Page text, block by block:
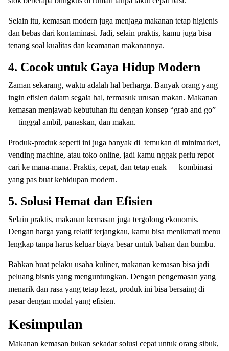
Selain itu, kemasan modern juga menjaga makanan tetap higienis
dan bebas dari kontaminasi. Jadi, selain praktis, kamu juga bisa
tenang soal kualitas dan keamanan makanannya.
4. Cocok untuk Gaya Hidup Modern
Zaman sekarang, waktu adalah hal berharga. Banyak orang yang
ingin efisien dalam segala hal, termasuk urusan makan. Makanan
kemasan menjawab kebutuhan itu dengan konsep “grab and go”
— tinggal ambil, panaskan, dan makan.
Produk-produk seperti ini juga banyak di temukan di minimarket,
vending machine, atau toko online, jadi kamu nggak perlu repot
cari ke mana-mana. Praktis, cepat, dan tetap enak — kombinasi
yang pas buat kehidupan modern.
5. Solusi Hemat dan Efisien
Selain praktis, makanan kemasan juga tergolong ekonomis.
Dengan harga yang relatif terjangkau, kamu bisa menikmati menu
lengkap tanpa harus keluar biaya besar untuk bahan dan bumbu.
Bahkan buat pelaku usaha kuliner, makanan kemasan bisa jadi
peluang bisnis yang menguntungkan. Dengan pengemasan yang
menarik dan rasa yang tetap lezat, produk ini bisa bersaing di
pasar dengan modal yang efisien.
Kesimpulan
Makanan kemasan bukan sekadar solusi cepat untuk orang sibuk,